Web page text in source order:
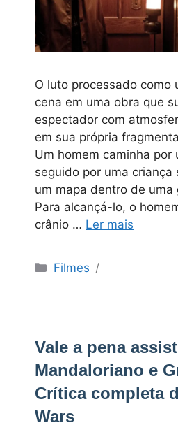
O luto processado como
cena em uma obra que
espectador com
em sua própria
Um homem caminha
seguido por uma criança
um mapa dentro de uma
Para alcançá-lo, o
crânio … Ler mais
Categorias
Filmes
Vale a pena
Mandaloriano e
Crítica completa
Wars